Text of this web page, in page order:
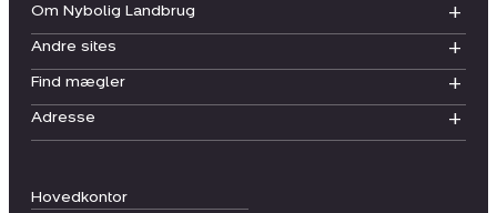
Hovedkontor
Om Nybolig Landbrug
Andre sites
Find mægler
Adresse